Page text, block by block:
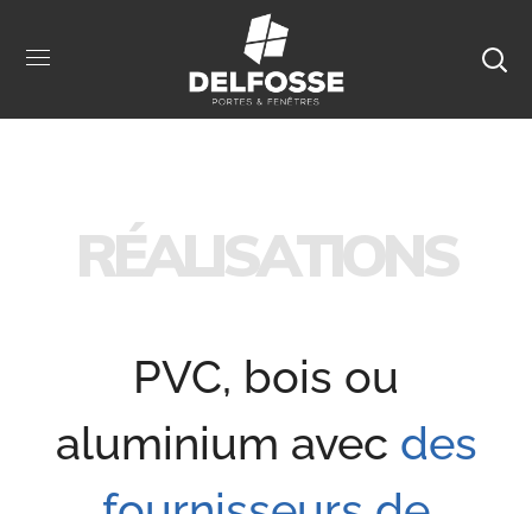
RÉALISATIONS
PVC, bois ou
aluminium avec des